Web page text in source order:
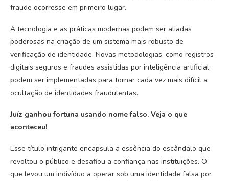
fraude ocorresse em primeiro lugar.
A tecnologia e as práticas modernas podem ser aliadas
poderosas na criação de um sistema mais robusto de
verificação de identidade. Novas metodologias, como registros
digitais seguros e fraudes assistidas por inteligência artificial,
podem ser implementadas para tornar cada vez mais difícil a
ocultação de identidades fraudulentas.
Juíz ganhou fortuna usando nome falso. Veja o que
aconteceu!
Esse título intrigante encapsula a essência do escândalo que
revoltou o público e desafiou a confiança nas instituições. O
que levou um indivíduo a operar sob uma identidade falsa por